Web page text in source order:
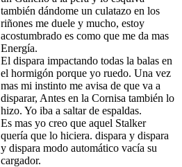
también dándome un culatazo en los
riñones me duele y mucho, estoy
acostumbrado es como que me da mas
Energía.
El dispara impactando todas la balas en
el hormigón porque yo ruedo. Una vez
mas mi instinto me avisa de que va a
disparar, Antes en la Cornisa también lo
hizo. Yo iba a saltar de espaldas.
Es mas yo creo que aquel Stalker
quería que lo hiciera. dispara y dispara
y dispara modo automático vacía su
cargador.